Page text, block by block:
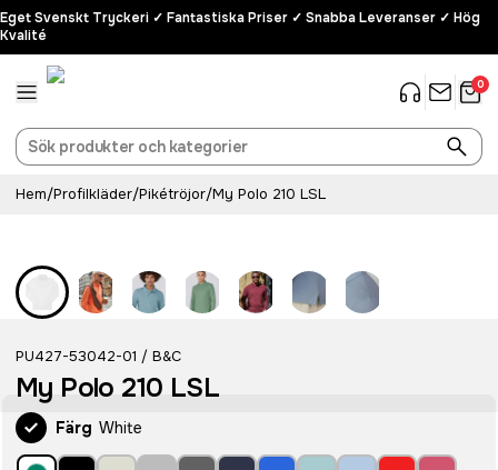
Eget Svenskt Tryckeri ✓ Fantastiska Priser ✓ Snabba Leveranser ✓ Hög
Kvalité
0
Hem/Profilkläder/Pikétröjor/My Polo 210 LSL
PU427-53042-01 / B&C
My Polo 210 LSL
Färg White